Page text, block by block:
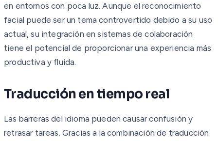
en entornos con poca luz. Aunque el reconocimiento
facial puede ser un tema controvertido debido a su uso
actual, su integración en sistemas de colaboración
tiene el potencial de proporcionar una experiencia más
productiva y fluida.
Traducción en tiempo real
Las barreras del idioma pueden causar confusión y
retrasar tareas. Gracias a la combinación de traducción